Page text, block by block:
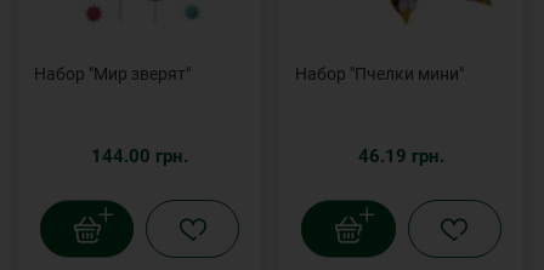
Набор "Мир зверят"
144.00 грн.
Набор "Пчелки мини"
46.19 грн.